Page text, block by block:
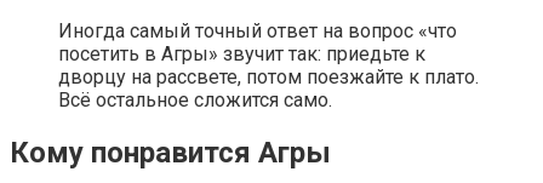
Иногда самый точный ответ на вопрос «что
посетить в Агры» звучит так: приедьте к
дворцу на рассвете, потом поезжайте к плато.
Всё остальное сложится само.
Кому понравится Агры